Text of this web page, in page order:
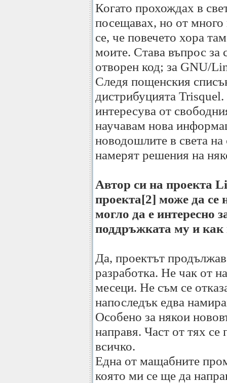
Когато прохождах в
посещавах, но от
се, че повечето хора
моите. Става въпрос за
отворен код; за GNU/
Следя пощенския
дистрибуцията
интересува от
научавам нова
новодошлите в света
намерят решения на
Автор си на проекта
проекта[2] може да се
могло да е интересно
поддръжката му и
Да, проектът
разработка. Не чак от
месеци. Не съм се
напоследък едва
Особено за някои
направя. Част от тях
всичко.
Една от мащабните
която ми се ще да